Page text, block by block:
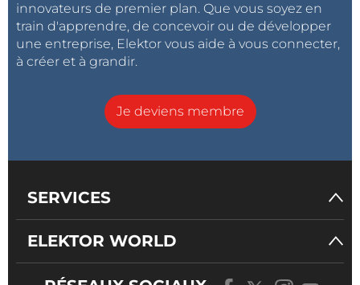
innovateurs de premier plan. Que vous soyez en
train d'apprendre, de concevoir ou de développer
une entreprise, Elektor vous aide à vous connecter,
à créer et à grandir.
Je deviens membre
SERVICES
ELEKTOR WORLD